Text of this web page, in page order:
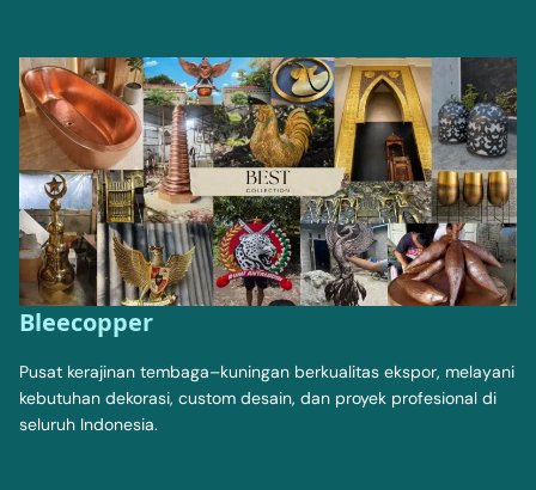
Bleecopper
Pusat kerajinan tembaga–kuningan berkualitas ekspor, melayani
kebutuhan dekorasi, custom desain, dan proyek profesional di
seluruh Indonesia.